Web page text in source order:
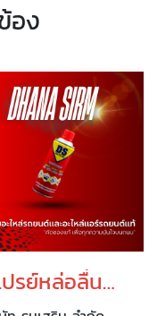
อง
สเปรย์หล่อลื่นอเนกประสงค์ DS Multilube Spray